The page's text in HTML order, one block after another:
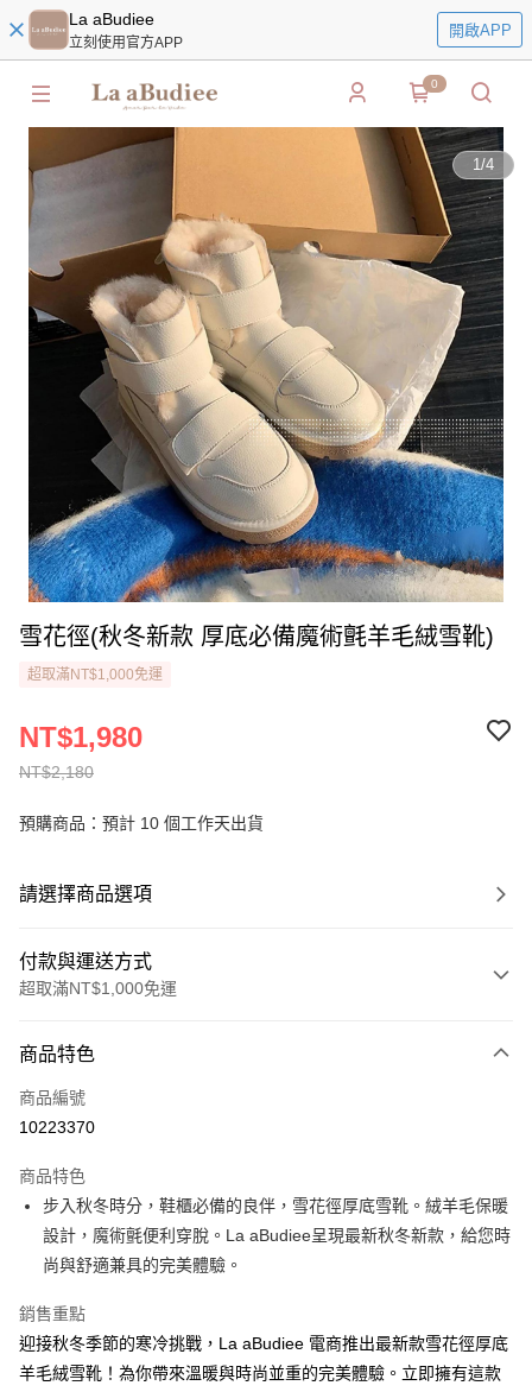
La aBudiee
立刻使用官方APP
開啟APP
0
1/4
雪花徑(秋冬新款 厚底必備魔術氈羊毛絨雪靴)
超取滿NT$1,000免運
NT$2,180
NT$1,980
預購商品：預計 10 個工作天出貨
請選擇商品選項
付款與運送方式
超取滿NT$1,000免運
信用卡一次付款
LINE Pay
街口支付
悠遊付
貨到付款
商品特色
商品編號
10223370
商品特色
步入秋冬時分，鞋櫃必備的良伴，雪花徑厚底雪靴。絨羊毛保暖
設計，魔術氈便利穿脫。La aBudiee呈現最新秋冬新款，給您時
尚與舒適兼具的完美體驗。
銷售重點
迎接秋冬季節的寒冷挑戰，La aBudiee 電商推出最新款雪花徑厚底
羊毛絨雪靴！為你帶來溫暖與時尚並重的完美體驗。立即擁有這款